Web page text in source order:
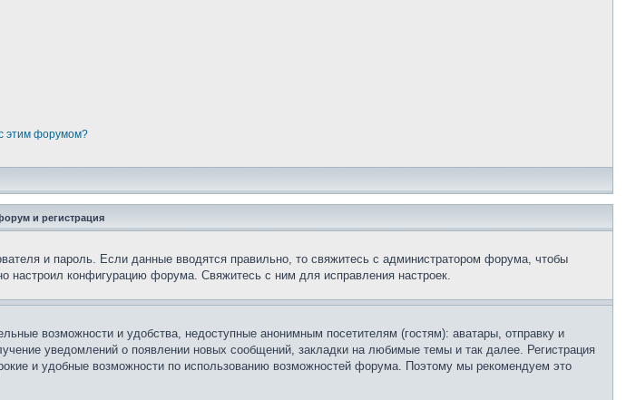
этим форумом?
и регистрация
и пароль. Если данные вводятся правильно, то свяжитесь с администратором форума, чтобы
настроил конфигурацию форума. Свяжитесь с ним для исправления настроек.
возможности и удобства, недоступные анонимным посетителям (гостям): аватары, отправку и
уведомлений о появлении новых сообщений, закладки на любимые темы и так далее. Регистрация
и удобные возможности по использованию возможностей форума. Поэтому мы рекомендуем это